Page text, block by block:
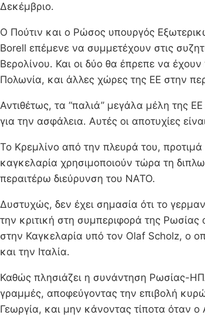
Δεκέμβριο.
Ο Πούτιν και ο Ρώσος υπουργός
Borell επέμενε να συμμετέχουν στις
Βερολίνου. Και οι δύο θα έπρεπε να
Πολωνία, και άλλες χώρες της ΕΕ στην
Αντιθέτως, τα “παλιά” μεγάλα μέλη της
για την ασφάλεια. Αυτές οι αποτυχίες
Το Κρεμλίνο από την πλευρά του,
καγκελαρία χρησιμοποιούν τώρα τη
περαιτέρω διεύρυνση του ΝΑΤΟ.
Δυστυχώς, δεν έχει σημασία ότι το
την κριτική στη συμπεριφορά της
στην Καγκελαρία υπό τον Olaf Scholz, ο
και την Ιταλία.
Καθώς πλησιάζει η συνάντηση Ρωσίας-
γραμμές, αποφεύγοντας την επιβολή
Γεωργία, και μην κάνοντας τίποτα όταν